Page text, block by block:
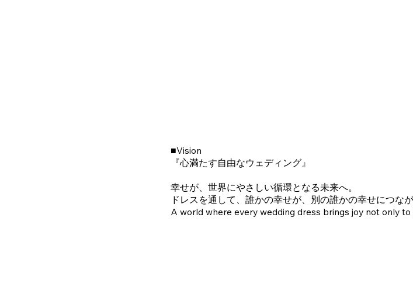
■Vision
『心満たす自由なウェディング』
幸せが、世界にやさしい循環となる未来へ。
ドレスを通して、誰かの幸せが、別の誰かの幸せにつな
A world where every wedding dress brings joy not only